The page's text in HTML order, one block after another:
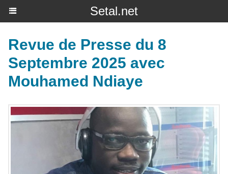
Setal.net
Revue de Presse du 8
Septembre 2025 avec
Mouhamed Ndiaye